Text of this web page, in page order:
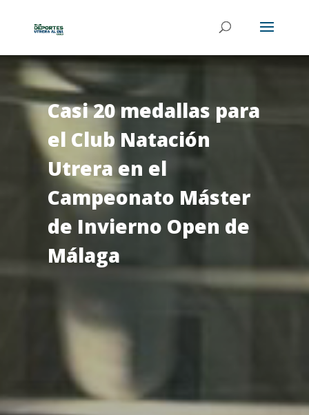
Casi 20 medallas para
el Club Natación
Utrera en el
Campeonato Máster
de Invierno Open de
Málaga